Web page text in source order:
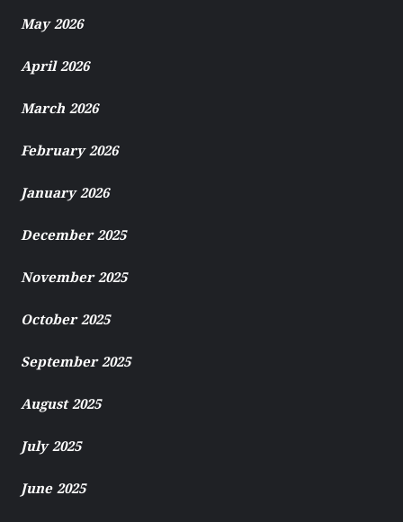
May 2026
April 2026
March 2026
February 2026
January 2026
December 2025
November 2025
October 2025
September 2025
August 2025
July 2025
June 2025